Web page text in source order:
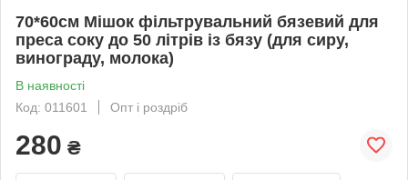
70*60см Мішок фільтрувальний бязевий для
преса соку до 50 літрів із бязу (для сиру,
винограду, молока)
В наявності
Код: 011601
Опт і роздріб
280 ₴